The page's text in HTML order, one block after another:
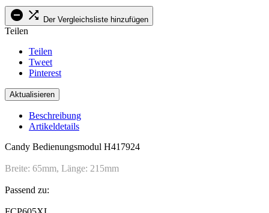
  Der Vergleichsliste hinzufügen
Teilen
Teilen
Tweet
Pinterest
Beschreibung
Artikeldetails
Candy Bedienungsmodul H417924
Breite: 65mm, Länge: 215mm
Passend zu: